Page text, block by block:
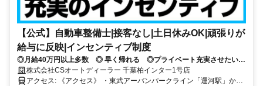
【公式】自動車整備士|接客なし|土日休みOK|頑張りが
給与に反映|インセンティブ制度
◎月給40万円以上多数 ◎ 早く帰れる ◎プライベート充実させたい方
大歓迎 ◎実務経験あれば資格なしでもＯＫ
株式会社CSオートディーラー 千葉柏インター1号店
アクセス: 《アクセス》 ・東武アーバンパークライン「運河駅」から